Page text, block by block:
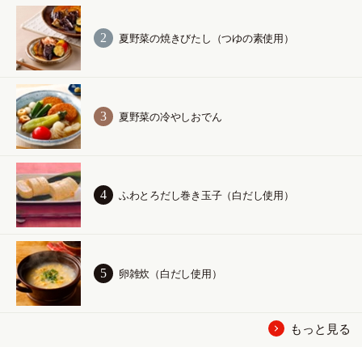
夏野菜の焼きびたし（つゆの素使用）
夏野菜の冷やしおでん
ふわとろだし巻き玉子（白だし使用）
卵雑炊（白だし使用）
もっと見る